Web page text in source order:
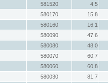
581520
4.5
580170
15.8
580160
16.1
580090
47.6
580080
48.0
580070
60.7
580060
60.8
580030
81.7